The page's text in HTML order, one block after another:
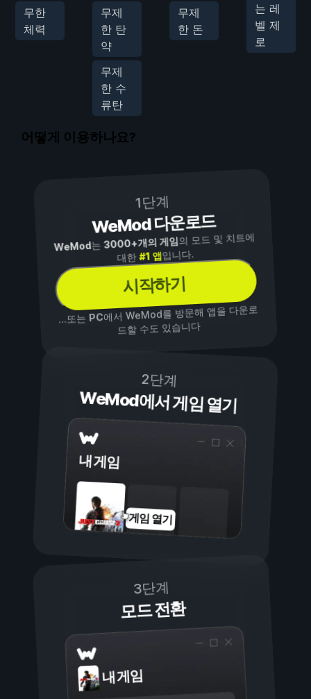
무한
체력
무제
한 탄
약
무제
한 수
류탄
무제
한 돈
는 레
벨 제
로
어떻게 이용하나요?
1단계
WeMod 다운로드
WeMod는3000+개의 게임의 모드 및 치트에
대한#1 앱입니다.
시작하기
...또는PC에서 WeMod를 방문해 앱을 다운로
드할 수도 있습니다
2단계
WeMod에서 게임 열기
내 게임
게임 열기
3단계
모드 전환
내 게임